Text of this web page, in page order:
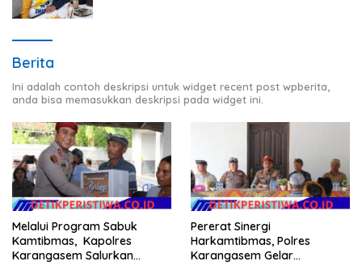
Berita
Ini adalah contoh deskripsi untuk widget recent post wpberita,
anda bisa memasukkan deskripsi pada widget ini.
Melalui Program Sabuk
Kamtibmas, Kapolres
Karangasem Salurkan
Pererat Sinergi
Harkamtibmas, Polres
Karangasem Gelar